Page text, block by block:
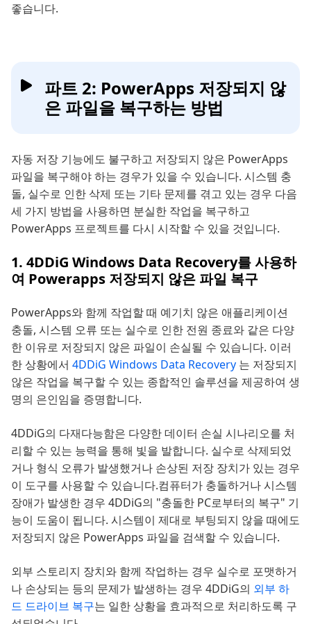
좋습니다.
파트 2: PowerApps 저장되지 않
은 파일을 복구하는 방법
자동 저장 기능에도 불구하고 저장되지 않은 PowerApps
파일을 복구해야 하는 경우가 있을 수 있습니다. 시스템 충
돌, 실수로 인한 삭제 또는 기타 문제를 겪고 있는 경우 다음
세 가지 방법을 사용하면 분실한 작업을 복구하고
PowerApps 프로젝트를 다시 시작할 수 있을 것입니다.
1. 4DDiG Windows Data Recovery를 사용하
여 Powerapps 저장되지 않은 파일 복구
PowerApps와 함께 작업할 때 예기치 않은 애플리케이션
충돌, 시스템 오류 또는 실수로 인한 전원 종료와 같은 다양
한 이유로 저장되지 않은 파일이 손실될 수 있습니다. 이러
한 상황에서 4DDiG Windows Data Recovery 는 저장되지
않은 작업을 복구할 수 있는 종합적인 솔루션을 제공하여 생
명의 은인임을 증명합니다.
4DDiG의 다재다능함은 다양한 데이터 손실 시나리오를 처
리할 수 있는 능력을 통해 빛을 발합니다. 실수로 삭제되었
거나 형식 오류가 발생했거나 손상된 저장 장치가 있는 경우
이 도구를 사용할 수 있습니다.컴퓨터가 충돌하거나 시스템
장애가 발생한 경우 4DDiG의 "충돌한 PC로부터의 복구" 기
능이 도움이 됩니다. 시스템이 제대로 부팅되지 않을 때에도
저장되지 않은 PowerApps 파일을 검색할 수 있습니다.
외부 스토리지 장치와 함께 작업하는 경우 실수로 포맷하거
나 손상되는 등의 문제가 발생하는 경우 4DDiG의 외부 하
드 드라이브 복구는 일한 상황을 효과적으로 처리하도록 구